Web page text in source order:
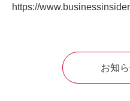
https://
お知